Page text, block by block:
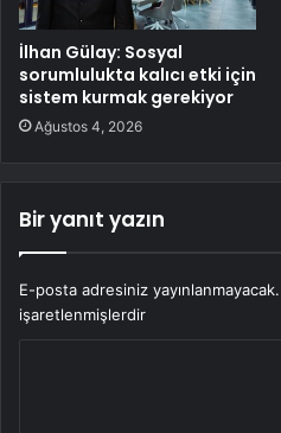
İlhan Gülay: Sosyal
sorumlulukta kalıcı etki için
sistem kurmak gerekiyor
Ağustos 4, 2026
Bir yanıt yazın
E-posta adresiniz yayınlanmayacak.
işaretlenmişlerdir